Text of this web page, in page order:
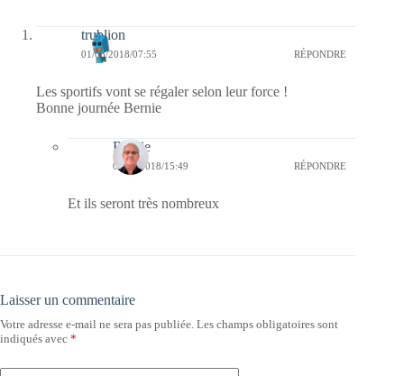
trublion
01/08/2018/07:55 RÉPONDRE
Les sportifs vont se régaler selon leur force !
Bonne journée Bernie
Bernie
02/08/2018/15:49 RÉPONDRE
Et ils seront très nombreux
Laisser un commentaire
Votre adresse e-mail ne sera pas publiée. Les champs obligatoires sont
indiqués avec *